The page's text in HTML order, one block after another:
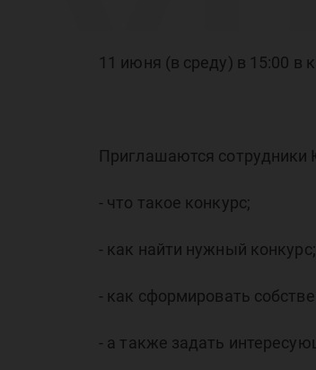
11 июня (в среду) в 15:00 в
Приглашаются
- что такое конкурс;
- как найти нужный конкурс;
- как сформировать
- а также задать